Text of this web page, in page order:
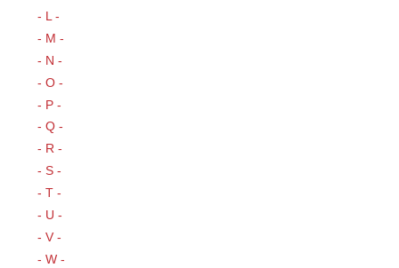
- L -
- M -
- N -
- O -
- P -
- Q -
- R -
- S -
- T -
- U -
- V -
- W -